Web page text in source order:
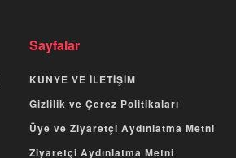
Sayfalar
KUNYE VE İLETİŞİM
Gizlilik ve Çerez Politikaları
Üye ve Ziyaretçi Aydınlatma Metni
Ziyaretçi Aydınlatma Metni